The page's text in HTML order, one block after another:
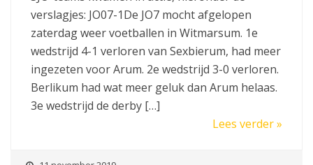
verslagjes: JO07-1De JO7 mocht afgelopen
zaterdag weer voetballen in Witmarsum. 1e
wedstrijd 4-1 verloren van Sexbierum, had meer
ingezeten voor Arum. 2e wedstrijd 3-0 verloren.
Berlikum had wat meer geluk dan Arum helaas.
3e wedstrijd de derby […]
Lees verder »